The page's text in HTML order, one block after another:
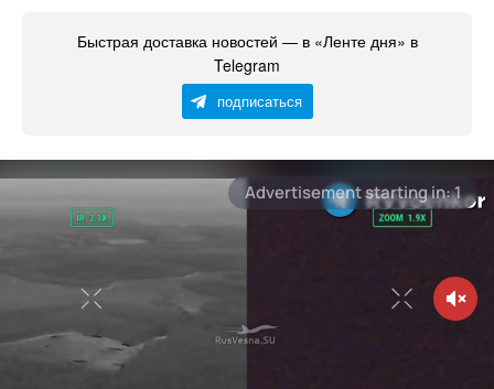
Быстрая доставка новостей — в «Ленте дня» в
Telegram
подписаться